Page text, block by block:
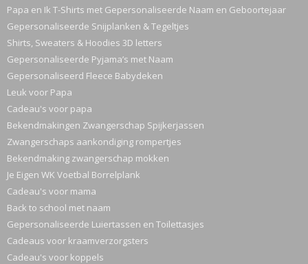
Papa en Ik T-Shirts met Gepersonaliseerde Naam en Geboortejaar
Gepersonaliseerde Snijplanken & Tegeltjes
Shirts, Sweaters & Hoodies 3D letters
Gepersonaliseerde Pyjama’s met Naam
Gepersonaliseerd Fleece Babydeken
Leuk voor Papa
Cadeau's voor papa
Bekendmakingen Zwangerschap Spijkerjassen
Zwangerschaps aankondiging rompertjes
Bekendmaking zwangerschap mokken
Je Eigen WK Voetbal Borrelplank
Cadeau's voor mama
Back to school met naam
Gepersonaliseerde Luiertassen en Toilettasjes
Cadeaus voor kraamverzorgsters
Cadeau's voor koppels